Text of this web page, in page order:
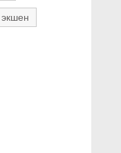
экшен